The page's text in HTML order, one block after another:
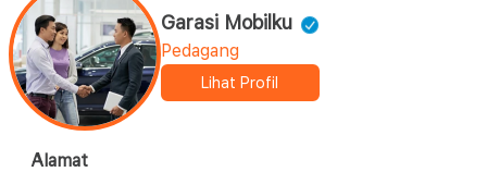
Garasi Mobilku
Pedagang
Lihat Profil
Alamat